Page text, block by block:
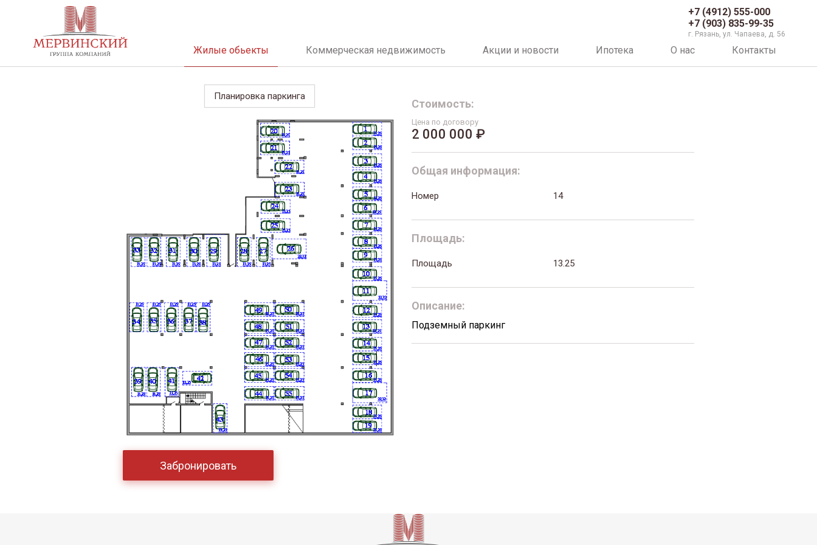
+7 (4912) 555-000
+7 (903) 835-99-35
г. Рязань, ул. Чапаева, д. 56
Жилые обьекты Коммерческая недвижимость Акции и новости Ипотека О нас Контакты
Планировка паркинга
Забронировать
Стоимость:
Цена по договору
2 000 000 ₽
Общая информация:
Номер 14
Площадь:
Площадь 13.25
Описание:
Подземный паркинг